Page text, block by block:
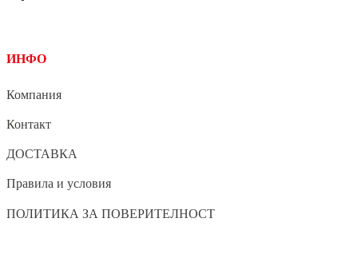
ИНФО
Компания
Контакт
ДОСТАВКА
Правила и условия
ПОЛИТИКА ЗА ПОВЕРИТЕЛНОСТ